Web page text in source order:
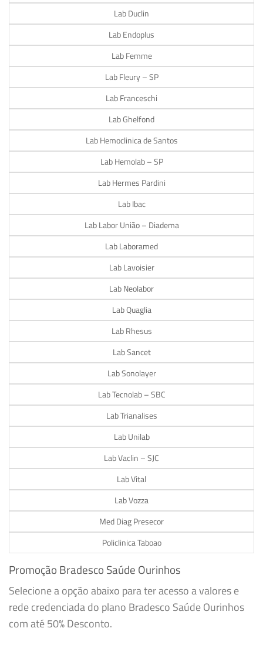
Lab Duclin
Lab Endoplus
Lab Femme
Lab Fleury – SP
Lab Franceschi
Lab Ghelfond
Lab Hemoclinica de Santos
Lab Hemolab – SP
Lab Hermes Pardini
Lab Ibac
Lab Labor União – Diadema
Lab Laboramed
Lab Lavoisier
Lab Neolabor
Lab Quaglia
Lab Rhesus
Lab Sancet
Lab Sonolayer
Lab Tecnolab – SBC
Lab Trianalises
Lab Unilab
Lab Vaclin – SJC
Lab Vital
Lab Vozza
Med Diag Presecor
Policlinica Taboao
Promoção Bradesco Saúde Ourinhos
Selecione a opção abaixo para ter acesso a valores e
rede credenciada do plano Bradesco Saúde Ourinhos
com até 50% Desconto.